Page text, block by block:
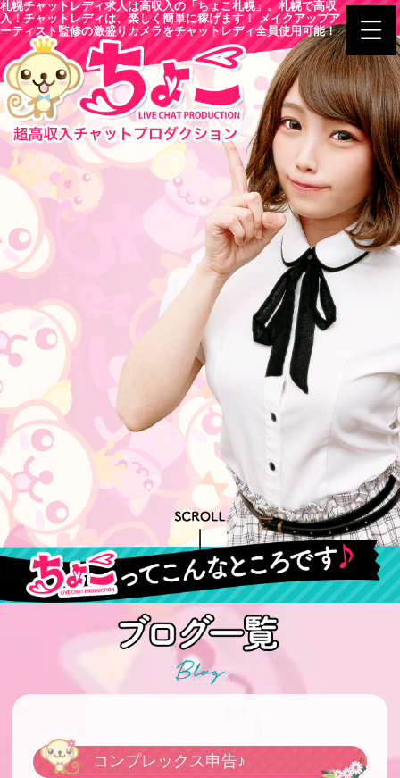
札幌チャットレディ求人は高収入の「ちょこ札幌」。札幌で高収
入！チャットレディは、楽しく簡単に稼げます！ メイクアップア
ーティスト監修の激盛りカメラをチャットレディ全員使用可能！
コンプレックス申告♪